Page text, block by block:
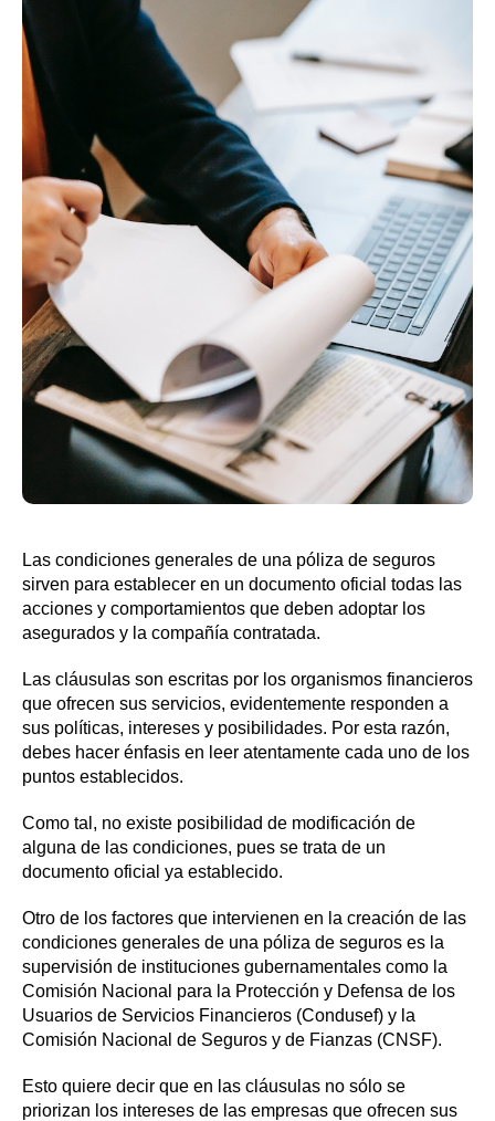
Las condiciones generales de una póliza de seguros
sirven para establecer en un documento oficial todas las
acciones y comportamientos que deben adoptar los
asegurados y la compañía contratada.
Las cláusulas son escritas por los organismos financieros
que ofrecen sus servicios, evidentemente responden a
sus políticas, intereses y posibilidades. Por esta razón,
debes hacer énfasis en leer atentamente cada uno de los
puntos establecidos.
Como tal, no existe posibilidad de modificación de
alguna de las condiciones, pues se trata de un
documento oficial ya establecido.
Otro de los factores que intervienen en la creación de las
condiciones generales de una póliza de seguros es la
supervisión de instituciones gubernamentales como la
Comisión Nacional para la Protección y Defensa de los
Usuarios de Servicios Financieros (Condusef) y la
Comisión Nacional de Seguros y de Fianzas (CNSF).
Esto quiere decir que en las cláusulas no sólo se
priorizan los intereses de las empresas que ofrecen sus